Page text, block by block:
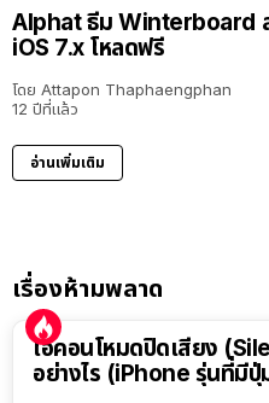
Alphat ธีม Winterboard ส
iOS 7.x โหลดฟรี
โดย Attapon Thaphaengphan
12 ปีที่แล้ว
อ่านเพิ่มเติม
เรื่องห้ามพลาด
ไอคอนโหมดปิดเสียง
อย่างไร (iPhone รุ่นที่มี